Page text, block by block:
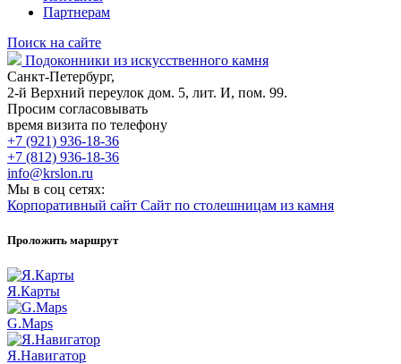
Партнерам
Поиск на сайте
Подоконники из искусственного камня
Санкт-Петербург,
2-й Верхний переулок дом. 5, лит. И, пом. 99.
Просим согласовывать
время визита по телефону
+7 (921) 936-18-36
+7 (812) 936-18-36
info@krslon.ru
Мы в соц сетях:
Корпоративный сайт Сайт по столешницам из камня
Проложить маршрут
Я.Карты
G.Maps
Я.Навигатор